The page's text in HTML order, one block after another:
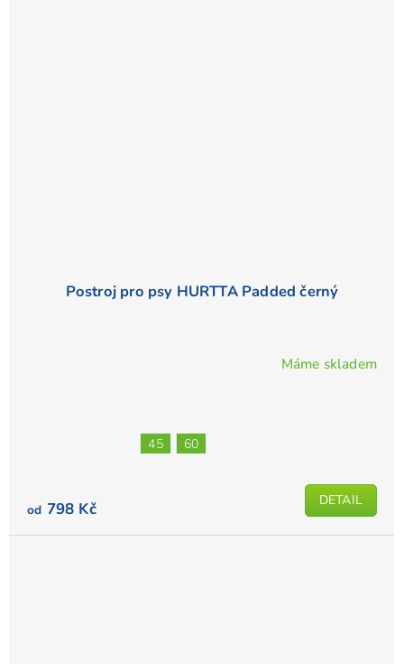
Postroj pro psy HURTTA Padded černý
Máme skladem
od 798 Kč DETAIL
45 60